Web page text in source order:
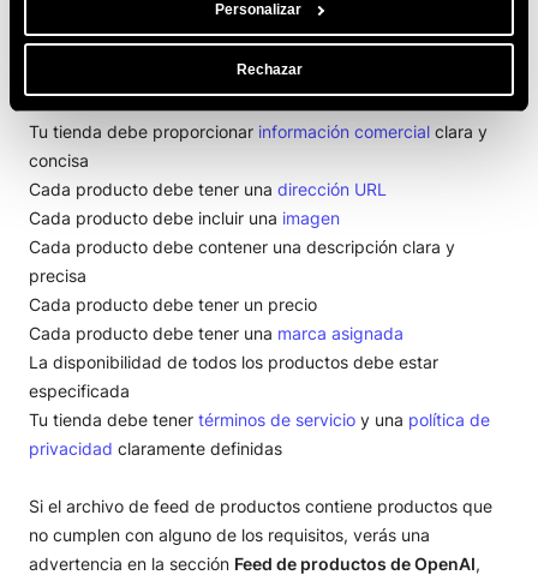
Personalizar
Rechazar
ChatGPT solo mostrará tus ofertas si tu tienda cumple con
losrequisitos del feed de productos de OpenAI. Entre los
Tu tienda debe proporcionar información comercial clara y
concisa
Cada producto debe tener una dirección URL
Cada producto debe incluir una imagen
Cada producto debe contener una descripción clara y
precisa
Cada producto debe tener un precio
Cada producto debe tener una marca asignada
La disponibilidad de todos los productos debe estar
especificada
Tu tienda debe tener términos de servicio y una política de
privacidad claramente definidas
Si el archivo de feed de productos contiene productos que
no cumplen con alguno de los requisitos, verás una
advertencia en la sección Feed de productos de OpenAI,